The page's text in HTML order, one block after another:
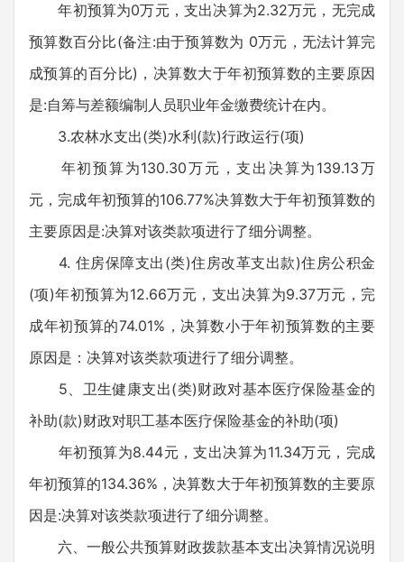
年初预算为0万元，支出决算为2.32万元，无完成
预算数百分比(备注:由于预算数为 0万元，无法计算完
成预算的百分比)，决算数大于年初预算数的主要原因
是:自筹与差额编制人员职业年金缴费统计在内。
3.农林水支出(类)水利(款)行政运行(项)
年初预算为130.30万元，支出决算为139.13万
元，完成年初预算的106.77%决算数大于年初预算数的
主要原因是:决算对该类款项进行了细分调整。
4. 住房保障支出(类)住房改革支出款)住房公积金
(项)年初预算为12.66万元，支出决算为9.37万元，完
成年初预算的74.01%，决算数小于年初预算数的主要
原因是：决算对该类款项进行了细分调整。
5、卫生健康支出(类)财政对基本医疗保险基金的
补助(款)财政对职工基本医疗保险基金的补助(项)
年初预算为8.44元，支出决算为11.34万元，完成
年初预算的134.36%，决算数大于年初预算数的主要原
因是:决算对该类款项进行了细分调整。
六、一般公共预算财政拨款基本支出决算情况说明